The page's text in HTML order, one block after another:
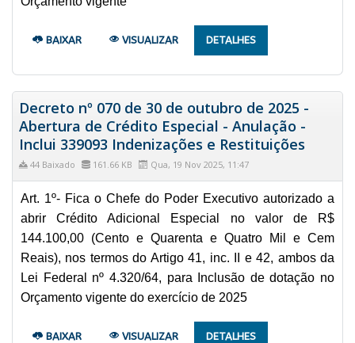
BAIXAR VISUALIZAR DETALHES
Decreto nº 070 de 30 de outubro de 2025 -
Abertura de Crédito Especial - Anulação -
Inclui 339093 Indenizações e Restituições
44 Baixado 161.66 KB Qua, 19 Nov 2025, 11:47
Art. 1º- Fica o Chefe do Poder Executivo autorizado a
abrir Crédito Adicional Especial no valor de R$
144.100,00 (Cento e Quarenta e Quatro Mil e Cem
Reais), nos termos do Artigo 41, inc. II e 42, ambos da
Lei Federal nº 4.320/64, para Inclusão de dotação no
Orçamento vigente do exercício de 2025
BAIXAR VISUALIZAR DETALHES